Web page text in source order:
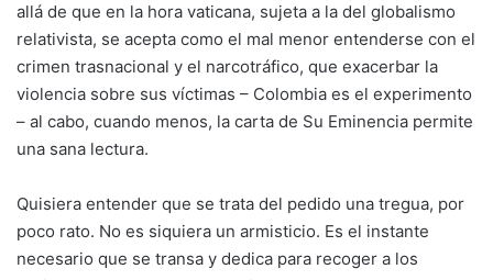
allá de que en la hora vaticana, sujeta a la del globalismo
relativista, se acepta como el mal menor entenderse con el
crimen trasnacional y el narcotráfico, que exacerbar la
violencia sobre sus víctimas – Colombia es el experimento
– al cabo, cuando menos, la carta de Su Eminencia permite
una sana lectura.
Quisiera entender que se trata del pedido una tregua, por
poco rato. No es siquiera un armisticio. Es el instante
necesario que se transa y dedica para recoger a los